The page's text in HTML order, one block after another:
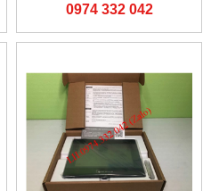
0974 332 042